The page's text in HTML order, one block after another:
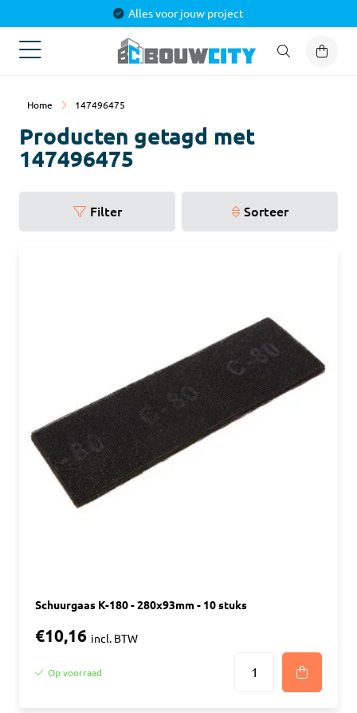
Alles voor jouw project
Home 147496475
Producten getagd met
147496475
Filter Sorteer
Schuurgaas K-180 - 280x93mm - 10 stuks
€10,16 incl. BTW
Op voorraad